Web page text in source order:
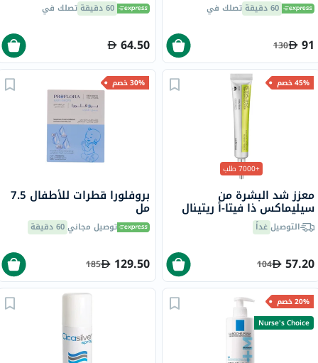
60 دقيقة تصلك في
91
130
أشهر، 400 جرام60 دقيقة تصلك في
64.50
45% خصم
+7000 طلب
معزز شد البشرة من
سيليماكس ذا فيتا-أ ريتينال
شوت، 15 مل
التوصيلغداً
57.20
104
30% خصم
بروفلورا قطرات للأطفال 7.5
مل
توصيل مجاني60 دقيقة
129.50
185
20% خصم
Nurse's Choice